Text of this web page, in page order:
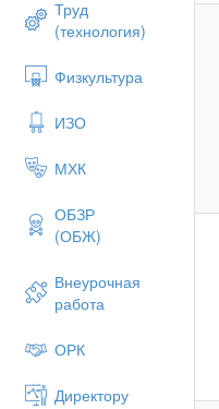
Труд
(технология)
Физкультура
ИЗО
МХК
ОБЗР
(ОБЖ)
Внеурочная
работа
ОРК
Директору